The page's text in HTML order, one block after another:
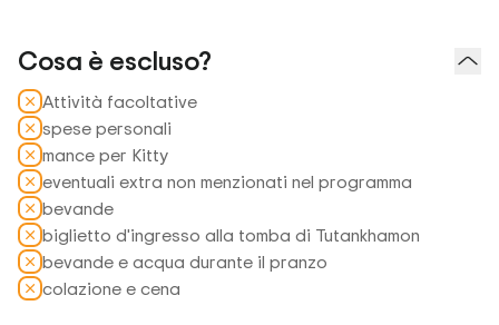
Cosa è escluso?
Attività facoltative
spese personali
mance per Kitty
eventuali extra non menzionati nel programma
bevande
biglietto d'ingresso alla tomba di Tutankhamon
bevande e acqua durante il pranzo
colazione e cena